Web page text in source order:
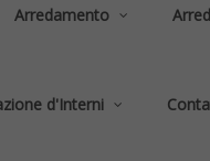
Arredamento
d'Interni